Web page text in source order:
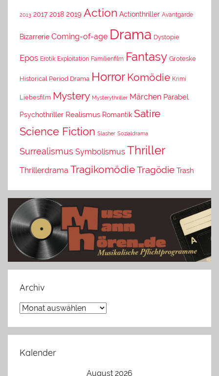
2013 2017 2018 2019 Action Actionthriller Avantgarde
Bizarrerie Coming-of-age Drama Dystopie
Epos Erotik Exploitation Familienfilm Fantasy Groteske
Historical Period Drama Horror Komödie Krimi
Liebesfilm Mystery Mysterythriller Märchen Parabel
Psychothriller Realismus Romantik Satire
Science Fiction Slasher Sozialdrama
Surrealismus Symbolismus Thriller
Thrillerdrama TragikomödieTragödie Trash
Archiv
Archiv
Kalender
August 2026